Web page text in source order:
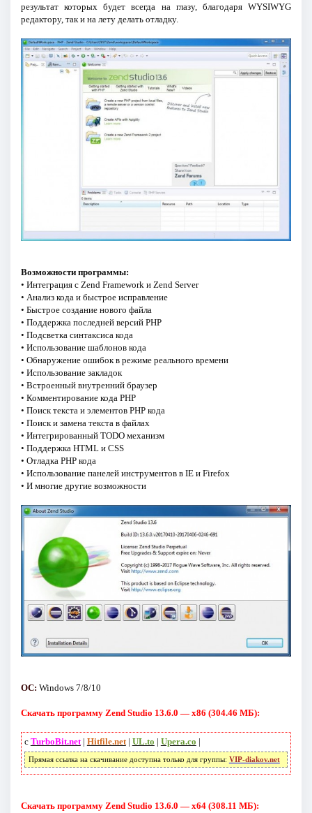
результат которых будет всегда на глазу, благодаря WYSIWYG
редактору, так и на лету делать отладку.
Возможности программы:
• Интеграция с Zend Framework и Zend Server
• Анализ кода и быстрое исправление
• Быстрое создание нового файла
• Поддержка последней версий PHP
• Подсветка синтаксиса кода
• Использование шаблонов кода
• Обнаружение ошибок в режиме реального времени
• Использование закладок
• Встроенный внутренний браузер
• Комментирование кода PHP
• Поиск текста и элементов PHP кода
• Поиск и замена текста в файлах
• Интегрированный TODO механизм
• Поддержка HTML и CSS
• Отладка PHP кода
• Использование панелей инструментов в IE и Firefox
• И многие другие возможности
ОС: Windows 7/8/10
Скачать программу Zend Studio 13.6.0 — x86 (304.46 МБ):
с TurboBit.net| Hitfile.net| UL.to | Upera.co |
Прямая ссылка на скачивание доступна только для группы: VIP-diakov.net
Скачать программу Zend Studio 13.6.0 — x64 (308.11 МБ):